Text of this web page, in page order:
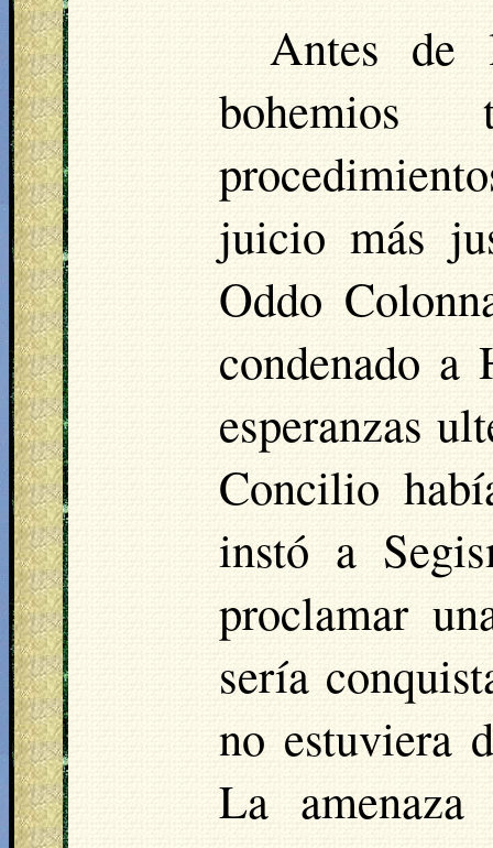
Antes de
bohemios
juicio más
Oddo
condenado a
esperanzas
Concilio
instó a
proclamar
sería
no estuviera
La